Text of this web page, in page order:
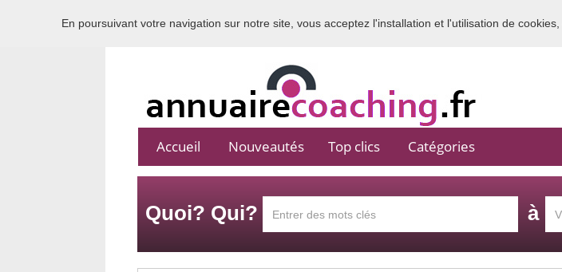
Bienvenue sur l'annuaire du
Accueil Nouveautés Top clics Catégories
Quoi? Qui? à
En poursuivant votre navigation sur notre site, vous acceptez l'installation et l'utilisation de